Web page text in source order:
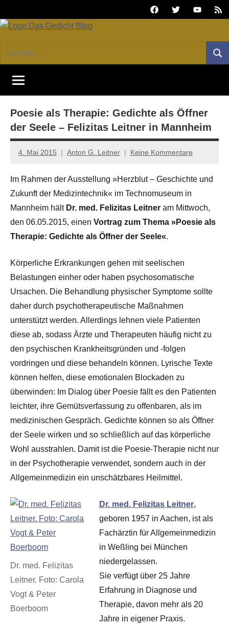
Inhalt
FacebookTwitterYoutube
GEDICHT
blog
Forum
von
DAS
Lyrik,
Essay
Suchen
nach:
Poesie als Therapie: Gedichte als Öffner
der Seele – Felizitas Leitner in Mannheim
4. Mai 2015 Anton G. Leitner Keine Kommentare
Im Rahmen der Ausstellung »Herzblut – Geschichte und
Zukunft der Medizintechnik« im Technomuseum in
Mannheim hält Dr. med. Felizitas Leitner am Mittwoch,
den 06.05.2015, einen Vortrag zum Thema »Poesie als
Therapie: Gedichte als Öffner der Seele«.
Körperliche Erkrankungen gehen mit seelischen
Belastungen einher oder haben psychosomatische
Ursachen. Die Behandlung physischer Symptome sollte
daher durch psychotherapeutische Maßnahmen
unterstützt werden. Allerdings lehnen viele Patienten
diese ab, sodass Ärzte und Therapeuten häufig nicht zu
den psychischen Krankheitsgründen und -folgen
vordringen und diese behandeln können. Lyrische Texte
können helfen, diese emotionalen Blockaden zu
überwinden: Im Dialog über Poesie fällt es den Patienten
leichter, ihre Gemütsverfassung zu offenbaren, als im
medizinischen Gespräch. Gedichte können so als Öffner
der Seele wirken und so schließlich auf das körperliche
Wohl ausstrahlen. Damit ist die Poesie-Therapie nicht nur
in der Psychotherapie verwendet, sondern auch in der
Allgemeinmedizin ein unschätzbares Heilmittel.
Dr. med. Felizitas
Leitner. Foto: Carola
Vogt & Peter
Boerboom
Dr. med. Felizitas Leitner,
geboren 1957 in Aachen, ist als
Fachärztin für Allgemeinmedizin
in Weßling bei München
niedergelassen.
Sie verfügt über 25 Jahre
Erfahrung in Diagnose und
Therapie, davon mehr als 20
Jahre in eigener Praxis.